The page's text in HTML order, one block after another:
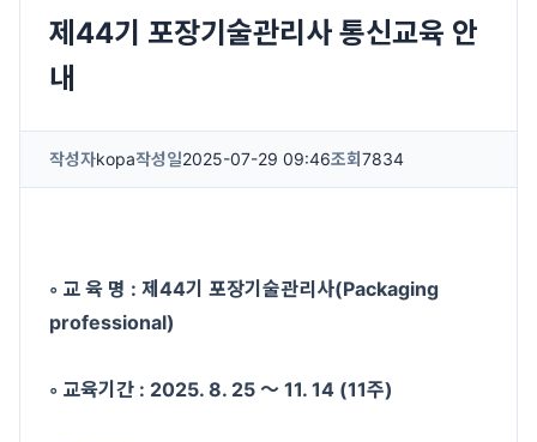
제44기 포장기술관리사 통신교육 안
내
작성자kopa작성일2025-07-29 09:46조회 7834
◦ 교 육 명 : 제44기 포장기술관리사(Packaging
professional)
◦ 교육기간 : 2025. 8. 25 ～ 11. 14 (11주)